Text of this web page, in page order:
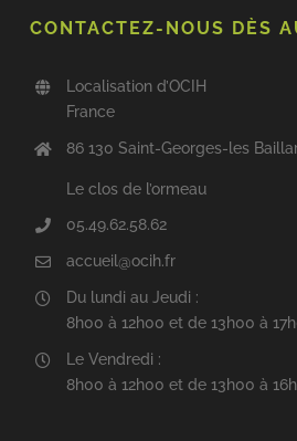
CONTACTEZ-NOUS DÈS
Localisation d’OCIH
France
86 130 Saint-Georges-les
Le clos de l’ormeau
05.49.62.58.62
accueil@ocih.fr
Du lundi au Jeudi :
8h00 à 12h00 et de 13h00 à
Le Vendredi :
8h00 à 12h00 et de 13h00 à